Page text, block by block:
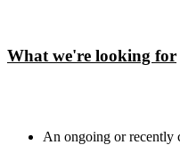
What we're looking for
An ongoing or recently